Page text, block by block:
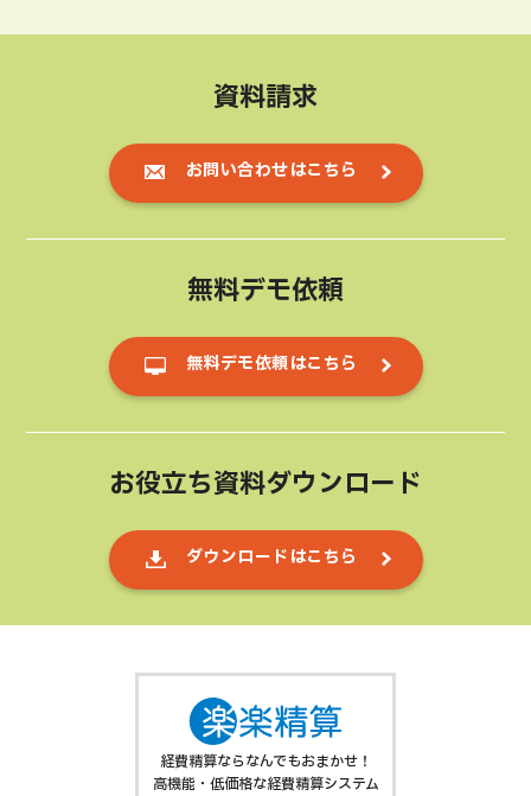
資料請求
お問い合わせはこちら
無料デモ依頼
無料デモ依頼はこちら
お役立ち資料ダウンロード
ダウンロードはこちら
経費精算ならなんでもおまかせ！
高機能・低価格な経費精算システム